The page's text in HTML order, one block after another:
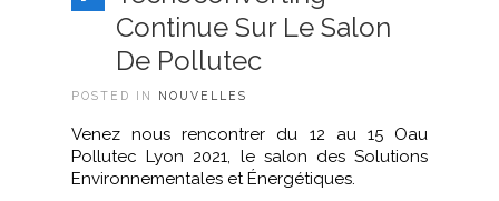
Continue Sur Le Salon
De Pollutec
POSTED IN NOUVELLES
Venez nous rencontrer du 12 au 15 Oau
Pollutec Lyon 2021, le salon des Solutions
Environnementales et Énergétiques.